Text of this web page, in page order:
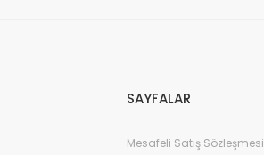
SAYFALAR
Mesafeli Satış Sözleşmesi